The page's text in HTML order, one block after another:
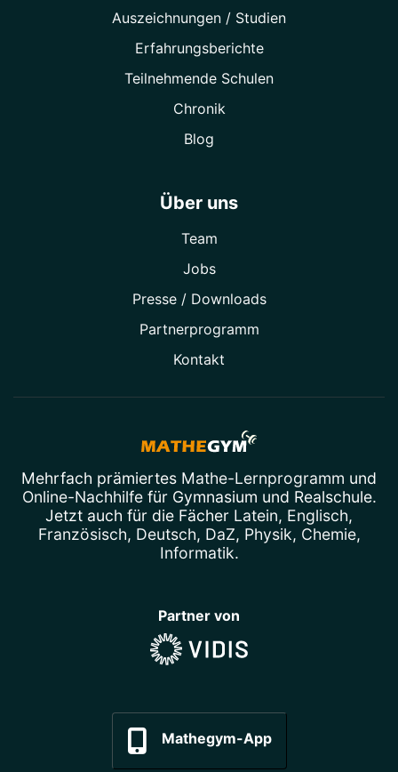
Auszeichnungen / Studien
Erfahrungsberichte
Teilnehmende Schulen
Chronik
Blog
Über uns
Team
Jobs
Presse / Downloads
Partner­programm
Kontakt
Mehrfach prämiertes Mathe-Lernprogramm und
Online-Nachhilfefür Gymnasium und Realschule.
Jetzt auch für die Fächer Latein, Englisch,
Französisch, Deutsch, DaZ, Physik, Chemie,
Informatik.
Partner von
Mathegym-App